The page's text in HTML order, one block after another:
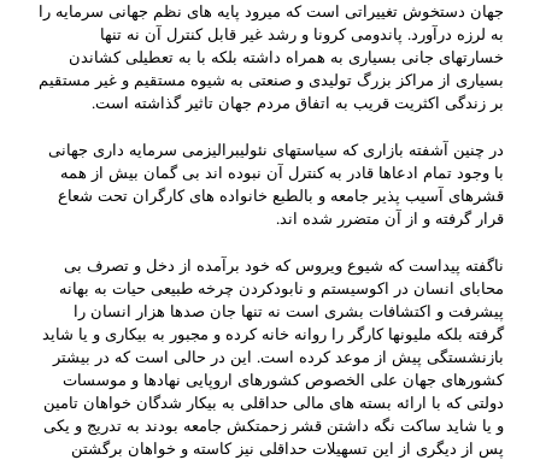
جهان دستخوش تغییراتی است که میرود پایه های نظم جهانی سرمایه را
به لرزه درآورد. پاندومی کرونا و رشد غیر قابل کنترل آن نه تنها
خسارتهای جانی بسیاری به همراه داشته بلکه با به تعطیلی کشاندن
بسیاری از مراکز بزرگ تولیدی و صنعتی به شیوه مستقیم و غیر مستقیم
بر زندگی اکثریت قریب به اتفاق مردم جهان تاثیر گذاشته است.
در چنین آشفته بازاری که سیاستهای نئولیبرالیزمی سرمایه داری جهانی
با وجود تمام ادعاها قادر به کنترل آن نبوده اند بی گمان بیش از همه
قشرهای آسیب پذیر جامعه و بالطبع خانواده های کارگران تحت شعاع
قرار گرفته و از آن متضرر شده اند.
ناگفته پیداست که شیوع ویروس که خود برآمده از دخل و تصرف بی
محابای انسان در اکوسیستم و نابودکردن چرخه طبیعی حیات به بهانه
پیشرفت و اکتشافات بشری است نه تنها جان صدها هزار انسان را
گرفته بلکه ملیونها کارگر را روانه خانه کرده و مجبور به بیکاری و یا شاید
بازنشستگی پیش از موعد کرده است. این در حالی است که در بیشتر
کشورهای جهان علی الخصوص کشورهای اروپایی نهادها و موسسات
دولتی که با ارائه بسته های مالی حداقلی به بیکار شدگان خواهان تامین
و یا شاید ساکت نگه داشتن قشر زحمتکش جامعه بودند به تدریج و یکی
پس از دیگری از این تسهیلات حداقلی نیز کاسته و خواهان برگشتن